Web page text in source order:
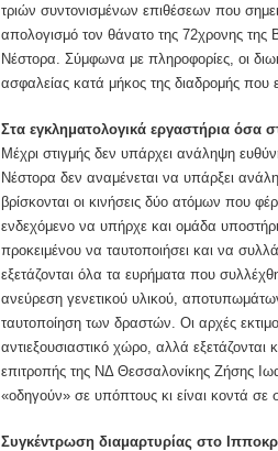
τριών συντονισμένων επιθέσεων που
απολογισμό τον θάνατο της 72χρονης της
Νέστορα. Σύμφωνα με πληροφορίες, οι
ασφαλείας κατά μήκος της διαδρομής που
Στα εγκληματολογικά εργαστήρια όσα
Μέχρι στιγμής δεν υπάρχει ανάληψη
Νέστορα δεν αναμένεται να υπάρξει
βρίσκονται οι κινήσεις δύο ατόμων που
ενδεχόμενο να υπήρχε και ομάδα
προκειμένου να ταυτοποιήσει και να
εξετάζονται όλα τα ευρήματα που
ανεύρεση γενετικού υλικού,
ταυτοποίηση των δραστών. Οι αρχές
αντιεξουσιαστικό χώρο, αλλά
επιτροπής της ΝΔ Θεσσαλονίκης Ζήσης
«οδηγούν» σε υπόπτους κι είναι κοντά σε
Συγκέντρωση διαμαρτυρίας στο